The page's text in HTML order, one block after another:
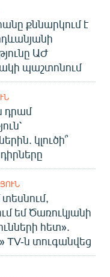
քննարկում է
ԱԺ
պաշտոնում
դրամ
կլուծի՞
տեսնում,
եմ Ծառուկյանի
հետ».
TV-ն տուգանվեց